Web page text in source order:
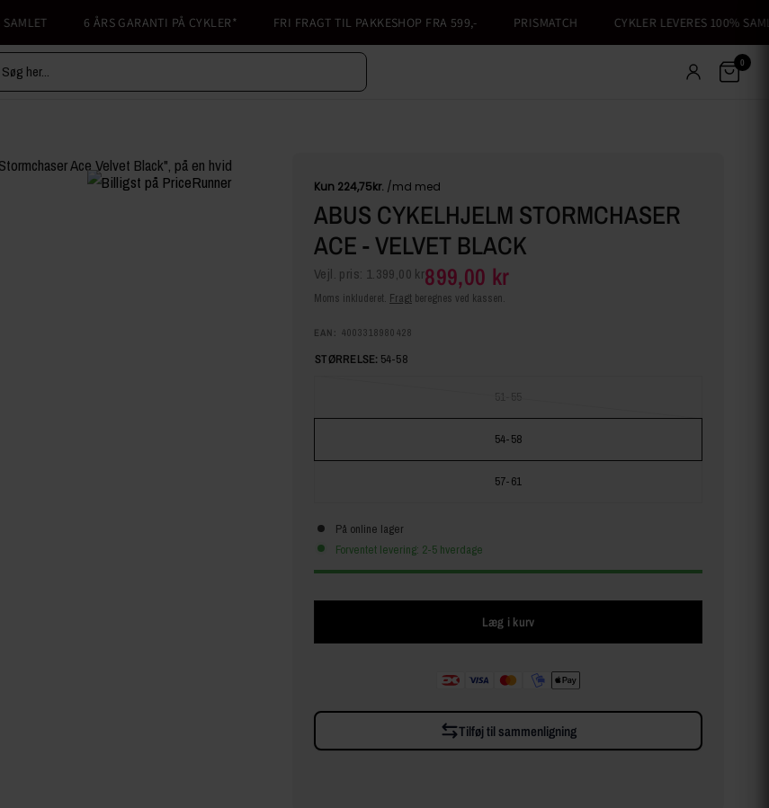
6 ÅRS GARANTI PÅ CYKLER* FRI FRAGT TIL PAKKESHOP FRA 599,- PRISMATCH CYKLER LEVERES 100% SAMLET
Søg her... 0
ABUS CYKELHJELM STORMCHASER
ACE - VELVET BLACK
Vejl. pris: 1.399,00 kr899,00 kr
Moms inkluderet. Fragt beregnes ved kassen.
EAN: 4003318980428
STØRRELSE: 54-58
54-58
57-61
På online lager
Forventet levering: 2-5 hverdage
Læg i kurv
Tilføj til sammenligning